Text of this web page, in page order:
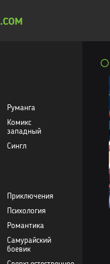
.COM
Руманга
Комикс
западный
Сингл
Приключения
Психология
Романтика
Самурайский
боевик